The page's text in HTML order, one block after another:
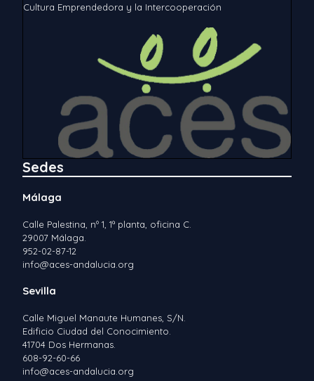
Cultura Emprendedora y la Intercooperación
Sedes
Málaga
Calle Palestina, nº 1, 1ª planta, oficina C.
29007 Málaga.
952-02-87-12
info@aces-andalucia.org
Sevilla
Calle Miguel Manaute Humanes, S/N.
Edificio Ciudad del Conocimiento.
41704 Dos Hermanas.
608-92-60-66
info@aces-andalucia.org